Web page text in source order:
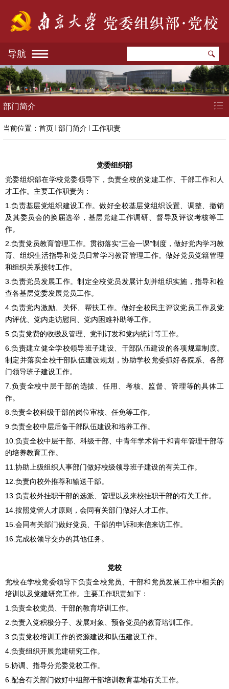
导航
部门简介
当前位置： 首页 部门简介 工作职责
党委组织部
党委组织部在学校党委领导下，负责全校的党建工作、干部工作和人
才工作。主要工作职责为：
1.负责基层党组织建设工作。做好全校基层党组织设置、调整、撤销
及其委员会的换届选举，基层党建工作调研、督导及评议考核等工
作。
2.负责党员教育管理工作。贯彻落实“三会一课”制度，做好党内学习教
育、组织生活指导和党员日常学习教育管理工作。做好党员党籍管理
和组织关系接转工作。
3.负责党员发展工作。制定全校党员发展计划并组织实施，指导和检
查各基层党委发展党员工作。
4.负责党内激励、关怀、帮扶工作。做好全校民主评议党员工作及党
内评优、党内走访慰问、党内困难补助等工作。
5.负责党费的收缴及管理、党刊订发和党内统计等工作。
6.负责建立健全学校领导班子建设、干部队伍建设的各项规章制度。
制定并落实全校干部队伍建设规划，协助学校党委抓好各院系、各部
门领导班子建设工作。
7.负责全校中层干部的选拔、任用、考核、监督、管理等的具体工
作。
8.负责全校科级干部的岗位审核、任免等工作。
9.负责全校中层后备干部队伍建设和培养工作。
10.负责全校中层干部、科级干部、中青年学术骨干和青年管理干部等
的培养教育工作。
11.协助上级组织人事部门做好校级领导班子建设的有关工作。
12.负责向校外推荐和输送干部。
13.负责校外挂职干部的选派、管理以及来校挂职干部的有关工作。
14.按照党管人才原则，会同有关部门做好人才工作。
15.会同有关部门做好党员、干部的申诉和来信来访工作。
16.完成校领导交办的其他任务。
党校
党校在学校党委领导下负责全校党员、干部和党员发展工作中相关的
培训以及党建研究工作。主要工作职责如下：
1.负责全校党员、干部的教育培训工作。
2.负责入党积极分子、发展对象、预备党员的教育培训工作。
3.负责党校培训工作的资源建设和队伍建设工作。
4.负责组织开展党建研究工作。
5.协调、指导分党委党校工作。
6.配合有关部门做好中组部干部培训教育基地有关工作。